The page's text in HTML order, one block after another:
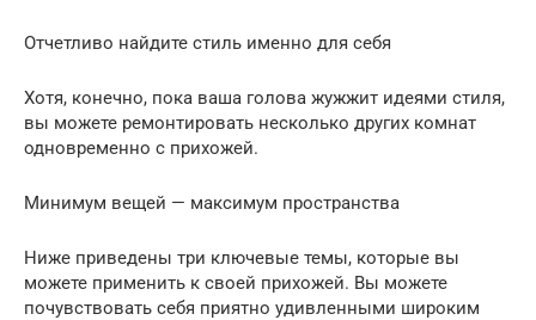
Отчетливо найдите стиль именно для себя
Хотя, конечно, пока ваша голова жужжит идеями стиля,
вы можете ремонтировать несколько других комнат
одновременно с прихожей.
Минимум вещей — максимум пространства
Ниже приведены три ключевые темы, которые вы
можете применить к своей прихожей. Вы можете
почувствовать себя приятно удивленными широким